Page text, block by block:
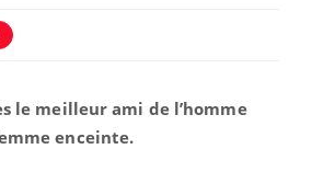
le meilleur ami de l’homme
enceinte.